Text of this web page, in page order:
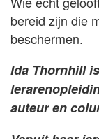
bereid zijn die
beschermen.
Ida Thornhill
auteur en